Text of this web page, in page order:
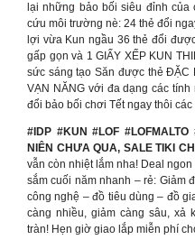
lại những bảo bối siêu đỉnh
cứu môi trường nè: 24 thẻ đổi
lợi vừa Kun ngầu 36 thẻ đổi
gấp gọn và 1 GIẤY XẾP KUN
sức sáng tạo Săn được thẻ ĐẶC
VẠN NĂNG với đa dạng các
đổi bảo bối chơi Tết ngay thôi các
#IDP #KUN #LOF
NIÊN CHƯA QUA, SALE TIKI
vẫn còn nhiệt lắm nha! Deal
sắm cuối năm nhanh – rẻ: Giảm
công nghệ – đồ tiêu dùng – đồ
càng nhiều, giảm càng sâu, xả
tràn! Hẹn giờ giao lắp miễn phí